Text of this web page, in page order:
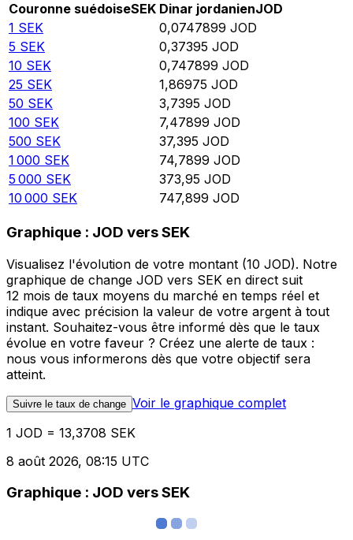
Couronne suédoiseSEK Dinar jordanienJOD
1 SEK 0,0747899 JOD
5 SEK 0,37395 JOD
10 SEK 0,747899 JOD
25 SEK 1,86975 JOD
50 SEK 3,7395 JOD
100 SEK 7,47899 JOD
500 SEK 37,395 JOD
1 000 SEK 74,7899 JOD
5 000 SEK 373,95 JOD
10 000 SEK 747,899 JOD
Graphique : JOD vers SEK
Visualisez l'évolution de votre montant (10 JOD). Notre
graphique de change JOD vers SEK en direct suit
12 mois de taux moyens du marché en temps réel et
indique avec précision la valeur de votre argent à tout
instant. Souhaitez-vous être informé dès que le taux
évolue en votre faveur ? Créez une alerte de taux :
nous vous informerons dès que votre objectif sera
atteint.
Suivre le taux de change Voir le graphique complet
1 JOD = 13,3708 SEK
8 août 2026, 08:15 UTC
Graphique : JOD vers SEK